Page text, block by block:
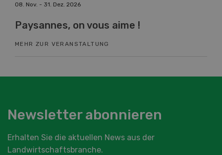
08. Nov. - 31. Dez. 2026
Paysannes, on vous aime !
MEHR ZUR VERANSTALTUNG
Newsletter abonnieren
Erhalten Sie die aktuellen News aus der
Landwirtschaftsbranche.